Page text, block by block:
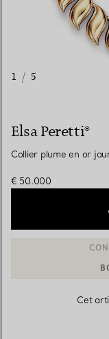
1 / 5
Elsa Peretti®
Collier plume en or
€ 50.000
CONTACTER
Cet